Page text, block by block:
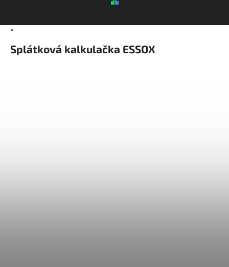
×
Splátková kalkulačka ESSOX